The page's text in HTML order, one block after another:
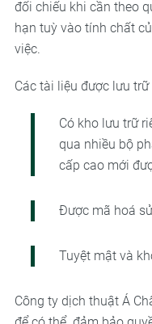
đối chiếu khi cần theo
hạn tuỳ vào tính chất
việc.
Các tài liệu được lưu
Có kho lưu trữ
qua nhiều bộ
cấp cao mới
Được mã hoá
Tuyệt mật và
Công ty dịch thuật Á